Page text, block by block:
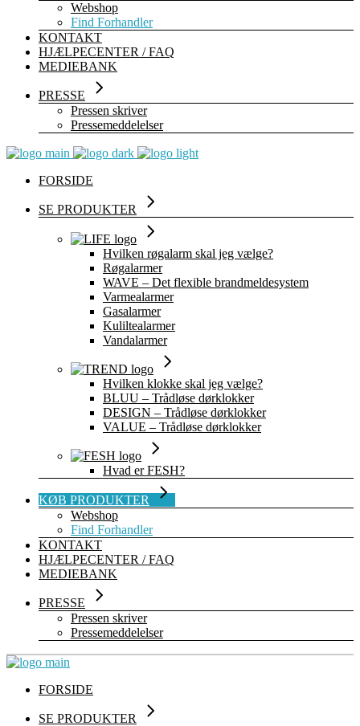
Webshop
Find Forhandler
KONTAKT
HJÆLPECENTER / FAQ
MEDIEBANK
PRESSE
Pressen skriver
Pressemeddelelser
FORSIDE
SE PRODUKTER
Hvilken røgalarm skal jeg vælge?
Røgalarmer
WAVE – Det flexible brandmeldesystem
Varmealarmer
Gasalarmer
Kuliltealarmer
Vandalarmer
Hvilken klokke skal jeg vælge?
BLUU – Trådløse dørklokker
DESIGN – Trådløse dørklokker
VALUE – Trådløse dørklokker
Hvad er FESH?
KØB PRODUKTER
Webshop
Find Forhandler
KONTAKT
HJÆLPECENTER / FAQ
MEDIEBANK
PRESSE
Pressen skriver
Pressemeddelelser
FORSIDE
SE PRODUKTER